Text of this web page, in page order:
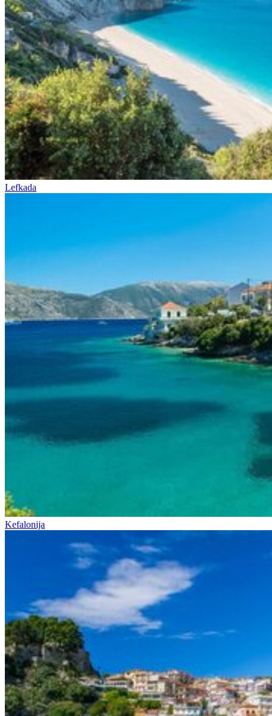
Lefkada
Kefalonija